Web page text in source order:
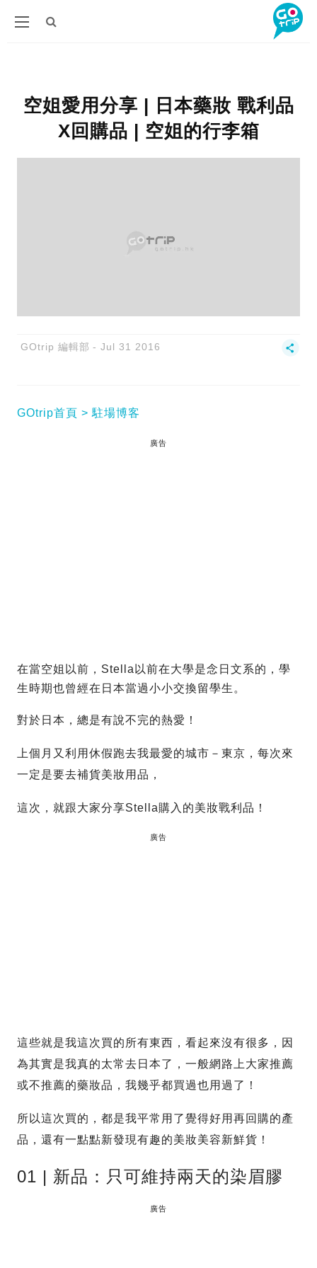
空姐愛用分享 | 日本藥妝 戰利品
X回購品 | 空姐的行李箱
GOtrip 編輯部 Jul 31 2016
GOtrip首頁 駐場博客
廣告
在當空姐以前，Stella以前在大學是念日文系的，學
生時期也曾經在日本當過小小交換留學生。
對於日本，總是有說不完的熱愛！
上個月又利用休假跑去我最愛的城市－東京，每次來
一定是要去補貨美妝用品，
這次，就跟大家分享Stella購入的美妝戰利品！
廣告
這些就是我這次買的所有東西，看起來沒有很多，因
為其實是我真的太常去日本了，一般網路上大家推薦
或不推薦的藥妝品，我幾乎都買過也用過了！
所以這次買的，都是我平常用了覺得好用再回購的產
品，還有一點點新發現有趣的美妝美容新鮮貨！
01 | 新品：只可維持兩天的染眉膠
廣告